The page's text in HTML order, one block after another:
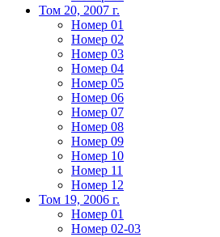
Том 20, 2007 г.
Номер 01
Номер 02
Номер 03
Номер 04
Номер 05
Номер 06
Номер 07
Номер 08
Номер 09
Номер 10
Номер 11
Номер 12
Том 19, 2006 г.
Номер 01
Номер 02-03